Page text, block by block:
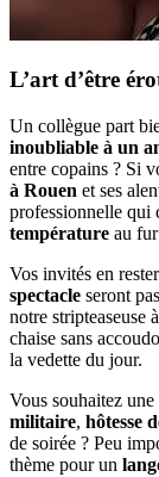
L’art d’être
Un collègue part
inoubliable à un
entre copains ? Si
à Rouen et ses
professionnelle qui
température au
Vos invités en
spectacle seront
notre stripteaseuse
chaise sans
la vedette du jour.
Vous souhaitez
militaire, hôtesse
de soirée ? Peu
thème pour un